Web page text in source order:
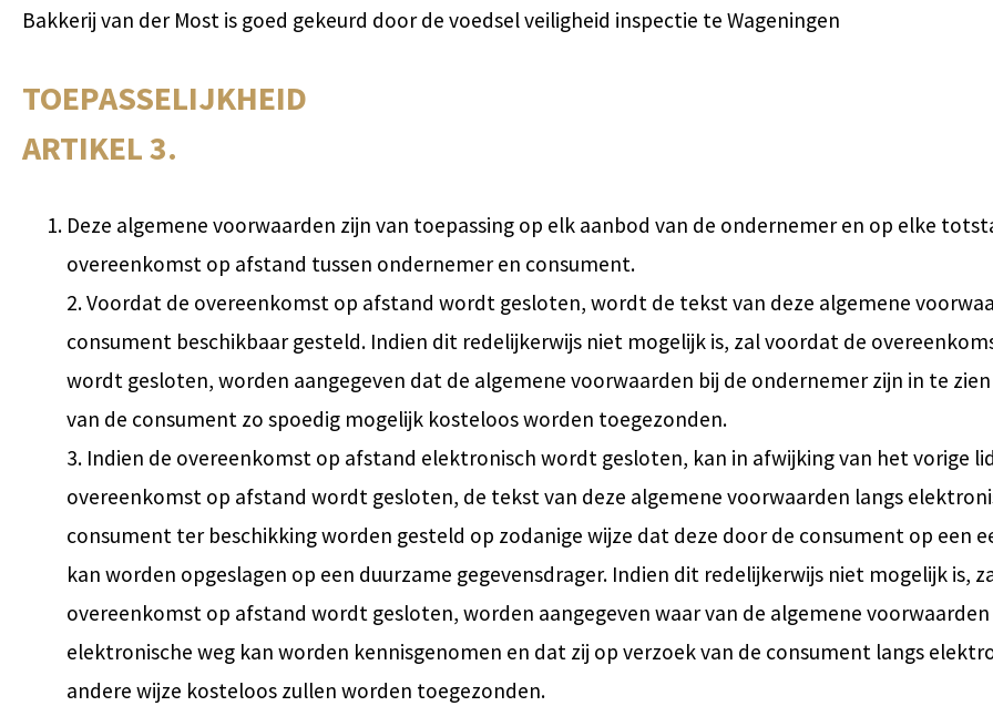
Bakkerij van der Most is goed gekeurd door de voedsel veiligheid inspectie te Wageningen
TOEPASSELIJKHEID
ARTIKEL 3.
Deze algemene voorwaarden zijn van toepassing op elk aanbod van de ondernemer en op elke
overeenkomst op afstand tussen ondernemer en consument.
2. Voordat de overeenkomst op afstand wordt gesloten, wordt de tekst van deze algemene
consument beschikbaar gesteld. Indien dit redelijkerwijs niet mogelijk is, zal voordat de
wordt gesloten, worden aangegeven dat de algemene voorwaarden bij de ondernemer zijn in te
van de consument zo spoedig mogelijk kosteloos worden toegezonden.
3. Indien de overeenkomst op afstand elektronisch wordt gesloten, kan in afwijking van het vorige
overeenkomst op afstand wordt gesloten, de tekst van deze algemene voorwaarden langs
consument ter beschikking worden gesteld op zodanige wijze dat deze door de consument op een
kan worden opgeslagen op een duurzame gegevensdrager. Indien dit redelijkerwijs niet mogelijk is,
overeenkomst op afstand wordt gesloten, worden aangegeven waar van de algemene voorwaarden
elektronische weg kan worden kennisgenomen en dat zij op verzoek van de consument langs
andere wijze kosteloos zullen worden toegezonden.